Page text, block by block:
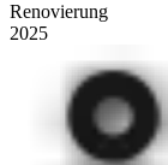
Renovierung
2025